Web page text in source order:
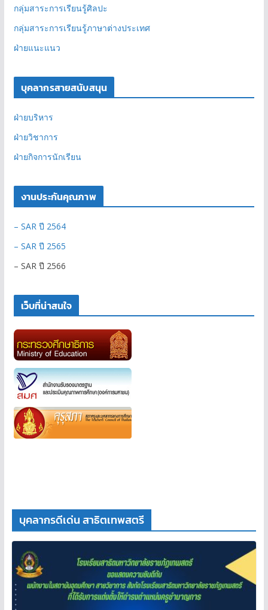
กลุ่มสาระการเรียนรู้ศิลปะ
กลุ่มสาระการเรียนรู้ภาษาต่างประเทศ
ฝ่ายแนะแนว
บุคลากรสายสนับสนุน
ฝ่ายบริหาร
ฝ่ายวิชาการ
ฝ่ายกิจการนักเรียน
งานประกันคุณภาพ
– SAR ปี 2564
– SAR ปี 2565
– SAR ปี 2566
เว็บที่น่าสนใจ
บุคลากรดีเด่น สาธิตเทพสตรี